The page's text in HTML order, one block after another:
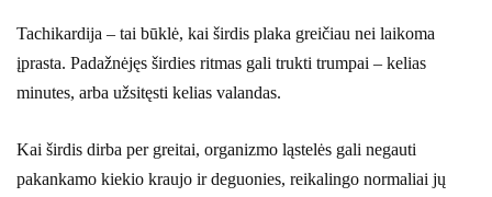
Tachikardija – tai būklė, kai širdis plaka greičiau nei laikoma
įprasta. Padažnėjęs širdies ritmas gali trukti trumpai – kelias
minutes, arba užsitęsti kelias valandas.
Kai širdis dirba per greitai, organizmo ląstelės gali negauti
pakankamo kiekio kraujo ir deguonies, reikalingo normaliai jų